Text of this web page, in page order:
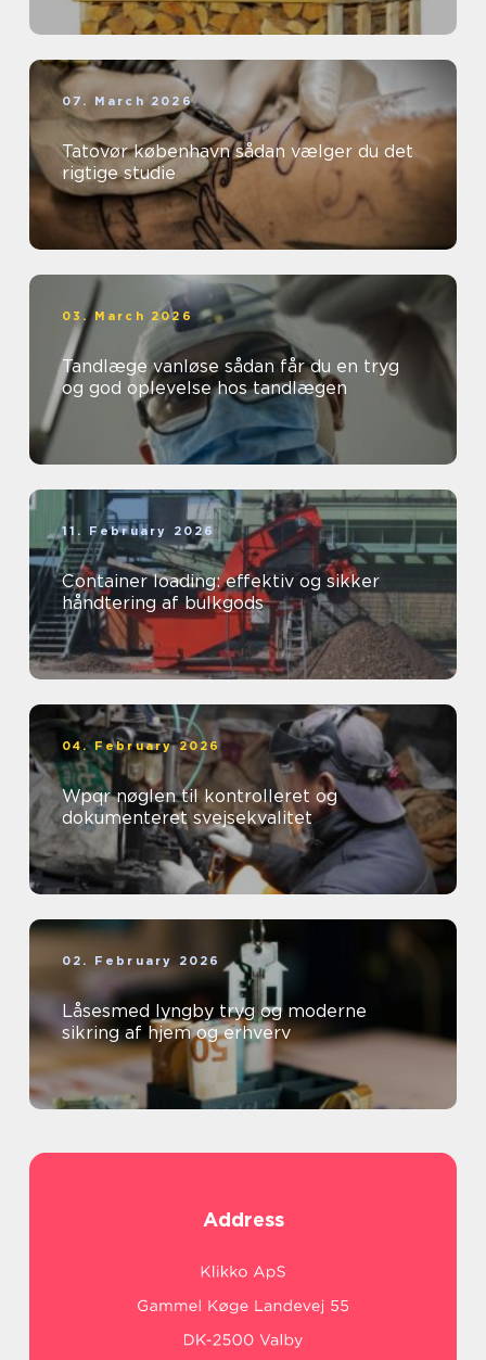
07. March 2026
Tatovør københavn sådan vælger du det
rigtige studie
03. March 2026
Tandlæge vanløse sådan får du en tryg
og god oplevelse hos tandlægen
11. February 2026
Container loading: effektiv og sikker
håndtering af bulkgods
04. February 2026
Wpqr nøglen til kontrolleret og
dokumenteret svejsekvalitet
02. February 2026
Låsesmed lyngby tryg og moderne
sikring af hjem og erhverv
Address